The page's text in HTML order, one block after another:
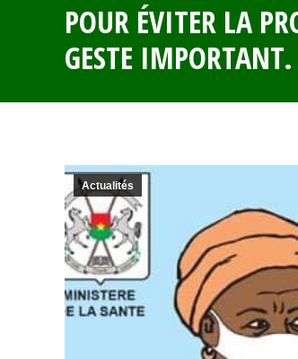
POUR ÉVITER LA
GESTE
Actualités